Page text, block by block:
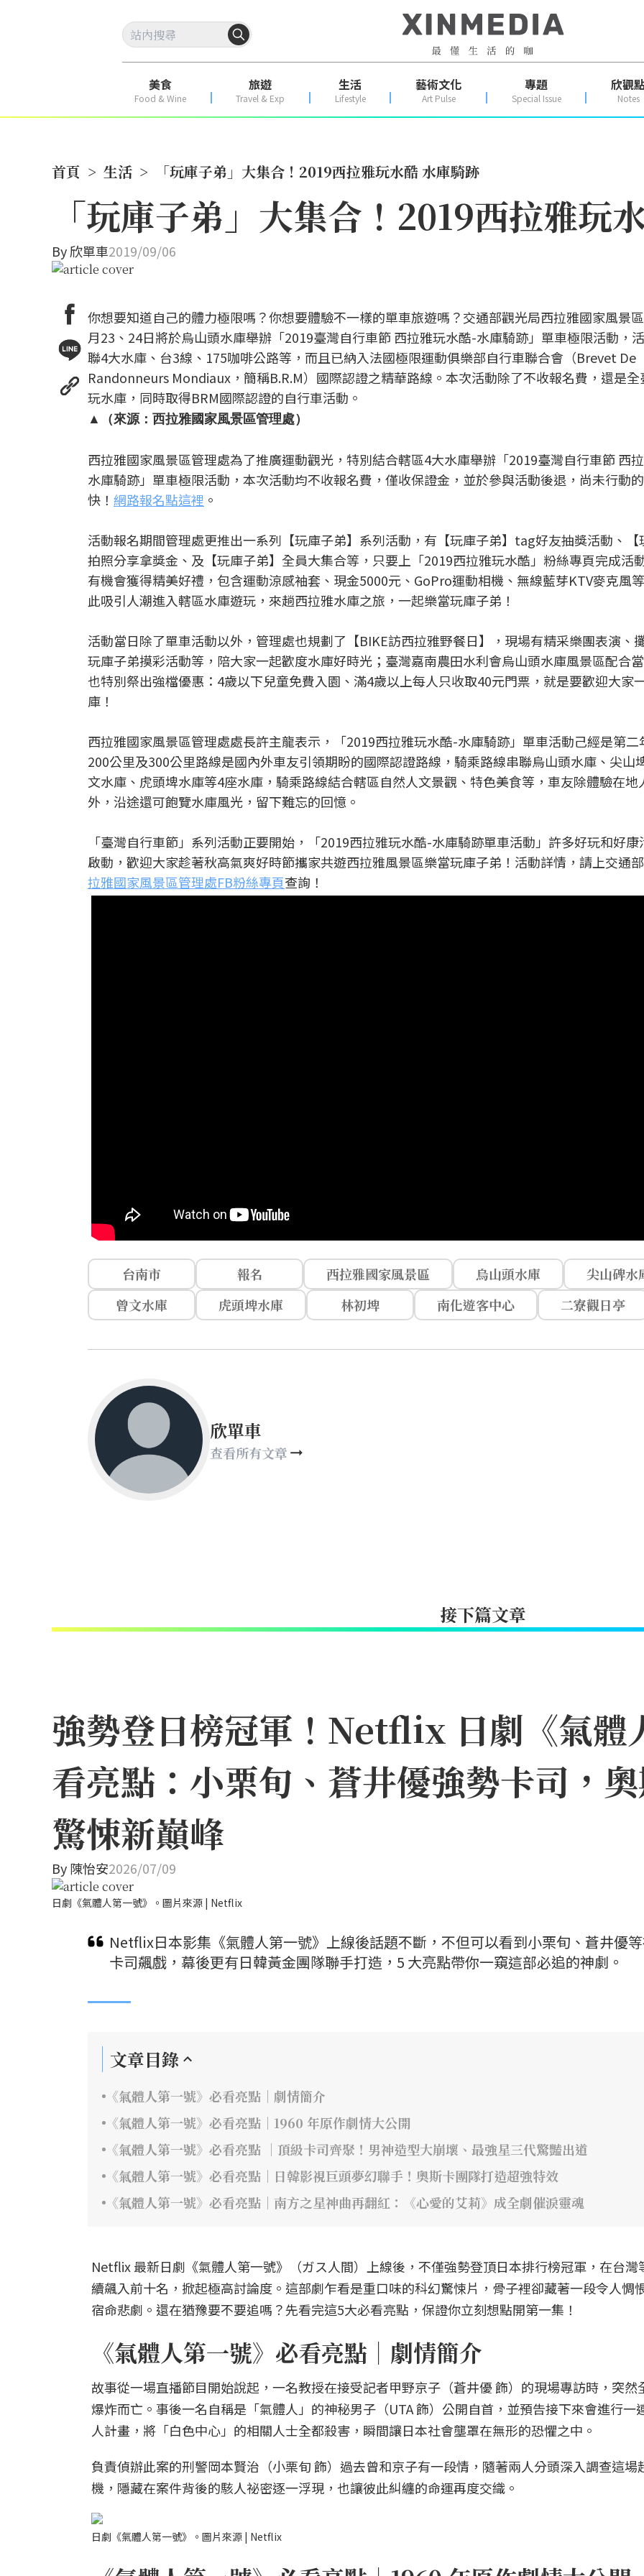
美食
Food & Wine
旅遊
Travel & Exp
生活
Lifestyle
藝術文化
Art Pulse
專題
Special Issue
欣觀
Notes
首頁 > 生活 > 「玩庫子弟」大集合！2019西拉雅玩水酷 水庫騎跡
「玩庫子弟」大集合！2019西拉雅玩
By欣單車2019/09/06
你想要知道自己的體力極限嗎？你想要體驗不一樣的單車旅遊嗎？交通部觀光局西拉雅國家風景
月23、24日將於烏山頭水庫舉辦「2019臺灣自行車節 西拉雅玩水酷-水庫騎跡」單車極限活動，
聯4大水庫、台3線、175咖啡公路等，而且已納入法國極限運動俱樂部自行車聯合會（Brevet De
Randonneurs Mondiaux，簡稱B.R.M）國際認證之精華路線。本次活動除了不收報名費，還是
玩水庫，同時取得BRM國際認證的自行車活動。
▲（來源：西拉雅國家風景區管理處）
西拉雅國家風景區管理處為了推廣運動觀光，特別結合轄區4大水庫舉辦「2019臺灣自行車節 西
水庫騎跡」單車極限活動，本次活動均不收報名費，僅收保證金，並於參與活動後退，尚未行動
快！ 網路報名點這裡 。
活動報名期間管理處更推出一系列【玩庫子弟】系列活動，有【玩庫子弟】tag好友抽獎活動、【
拍照分享拿獎金、及【玩庫子弟】全員大集合等，只要上「2019西拉雅玩水酷」粉絲專頁完成活
有機會獲得精美好禮，包含運動涼感袖套、現金5000元、GoPro運動相機、無線藍芽KTV麥克風
此吸引人潮進入轄區水庫遊玩，來趟西拉雅水庫之旅，一起樂當玩庫子弟！
活動當日除了單車活動以外，管理處也規劃了【BIKE訪西拉雅野餐日】，現場有精采樂團表演、
玩庫子弟摸彩活動等，陪大家一起歡度水庫好時光；臺灣嘉南農田水利會烏山頭水庫風景區配合
也特別祭出強檔優惠：4歲以下兒童免費入園、滿4歲以上每人只收取40元門票，就是要歡迎大家
庫！
西拉雅國家風景區管理處處長許主龍表示，「2019西拉雅玩水酷-水庫騎跡」單車活動己經是第二
200公里及300公里路線是國內外車友引領期盼的國際認證路線，騎乘路線串聯烏山頭水庫、尖山
文水庫、虎頭埤水庫等4座水庫，騎乘路線結合轄區自然人文景觀、特色美食等，車友除體驗在地
外，沿途還可飽覽水庫風光，留下難忘的回憶。
「臺灣自行車節」系列活動正要開始，「2019西拉雅玩水酷-水庫騎跡單車活動」許多好玩和好
啟動，歡迎大家趁著秋高氣爽好時節攜家共遊西拉雅風景區樂當玩庫子弟！活動詳情，請上交通
拉雅國家風景區管理處FB粉絲專頁查詢！
台南市 報名 西拉雅國家風景區 烏山頭水庫
尖山碑水
曾文水庫
虎頭埤水庫 林初埤 南化遊客中心 二寮觀日亭
欣單車
查看所有文章
接下篇文章
強勢登日榜冠軍！Netflix 日劇《氣體
看亮點：小栗旬、蒼井優強勢卡司，
驚悚新巔峰
By陳怡安2026/07/09
日劇《氣體人第一號》。圖片來源 | Netflix
Netflix日本影集《氣體人第一號》上線後話題不斷，不但可以看到小栗旬、蒼井優
卡司飆戲，幕後更有日韓黃金團隊聯手打造，5 大亮點帶你一窺這部必追的神劇。
文章目錄
《氣體人第一號》必看亮點｜劇情簡介
《氣體人第一號》必看亮點｜1960 年原作劇情大公開
《氣體人第一號》必看亮點 ｜頂級卡司齊聚！男神造型大崩壞、最強星三代驚豔出道
《氣體人第一號》必看亮點｜日韓影視巨頭夢幻聯手！奧斯卡團隊打造超強特效
《氣體人第一號》必看亮點｜南方之星神曲再翻紅：《心愛的艾莉》成全劇催淚靈魂
Netflix 最新日劇《氣體人第一號》（ガス人間）上線後，不僅強勢登頂日本排行榜冠軍，在台灣
續飆入前十名，掀起極高討論度。這部劇乍看是重口味的科幻驚悚片，骨子裡卻藏著一段令人惆
宿命悲劇。還在猶豫要不要追嗎？先看完這5大必看亮點，保證你立刻想點開第一集！
《氣體人第一號》必看亮點｜劇情簡介
故事從一場直播節目開始說起，一名教授在接受記者甲野京子（蒼井優 飾）的現場專訪時，突然
爆炸而亡。事後一名自稱是「氣體人」的神秘男子（UTA 飾）公開自首，並預告接下來會進行一
人計畫，將「白色中心」的相關人士全都殺害，瞬間讓日本社會壟罩在無形的恐懼之中。
負責偵辦此案的刑警岡本賢治（小栗旬 飾）過去曾和京子有一段情，隨著兩人分頭深入調查這場
機，隱藏在案件背後的駭人祕密逐一浮現，也讓彼此糾纏的命運再度交織。
日劇《氣體人第一號》。圖片來源 | Netflix